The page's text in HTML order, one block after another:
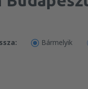
Bármelyik